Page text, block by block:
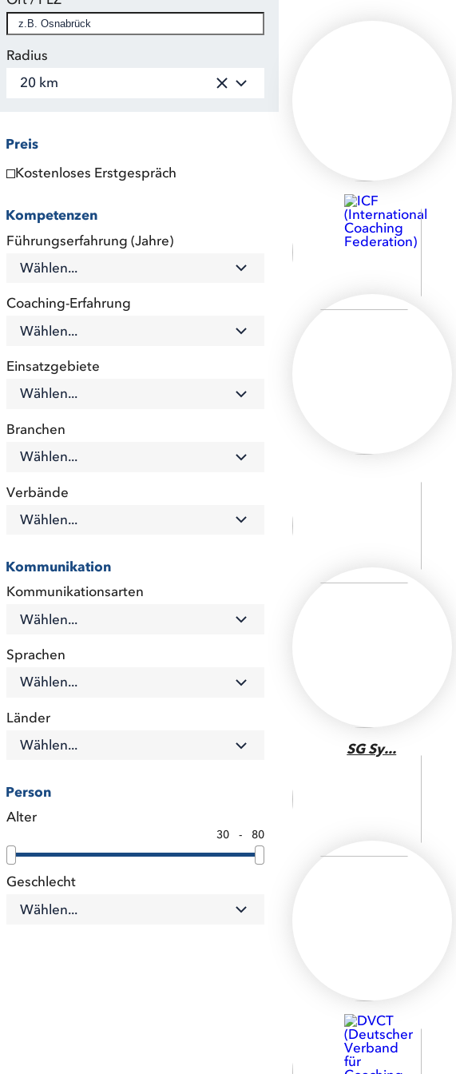
Radius
20 km
Preis
Kostenloses Erstgespräch
Kompetenzen
Führungserfahrung (Jahre)
Wählen...
Coaching-Erfahrung
Wählen...
Einsatzgebiete
Wählen...
Branchen
Wählen...
Verbände
Wählen...
Kommunikation
Kommunikationsarten
Wählen...
Sprachen
Wählen...
Länder
Wählen...
Person
Alter
30 - 80
Geschlecht
Wählen...
SG Sy...